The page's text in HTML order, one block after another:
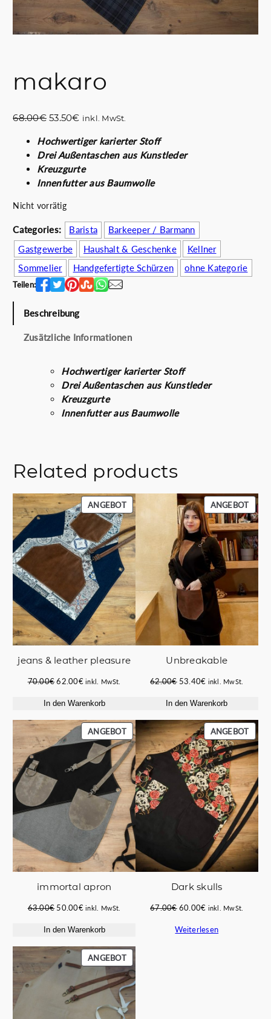
makaro
68.00€ U
s
p
r
ü
n
l
i
c
h
e
P
e
s
w
a
r
.
0
0
€
53.50€A
t
u
e
l
r
P
r
e
i
i
t
5
3
.
5
inkl. MwSt.
Hochwertiger karierter Stoff
Drei Außentaschen aus Kunstleder
Kreuzgurte
Innenfutter aus Baumwolle
Nicht vorrätig
Categories: Barista
Barkeeper / Barmann
Gastgewerbe
Haushalt & Geschenke
Kellner
Sommelier
Handgefertigte Schürzen ohne Kategorie
Teilen:
Beschreibung
Zusätzliche Informationen
Hochwertiger karierter Stoff
Drei Außentaschen aus Kunstleder
Kreuzgurte
Innenfutter aus Baumwolle
Related products
ANGEBOTPRODUKT
IM
ANGEBOT
jeans & leather pleasure
70.00€Ursprünglicher
war:
62.00€Aktueller
ist:
inkl. MwSt.
In den Warenkorb
ANGEBOT
IM
Unbreakable
62.00€ Ursprünglicher
war:
53.40€Aktueller
ist:
inkl. MwSt.
In den Warenkorb
ANGEBOTPRODUKT
IM
ANGEBOT
immortal apron
63.00€ Ursprünglicher
war:
50.00€Aktueller
ist:
inkl. MwSt.
In den Warenkorb
ANGEBOT
IM
Dark skulls
67.00€ Ursprünglicher
war:
60.00€Aktueller
ist:
inkl. MwSt.
Weiterlesen
ANGEBOTPRODUKT
IM
ANGEBOT